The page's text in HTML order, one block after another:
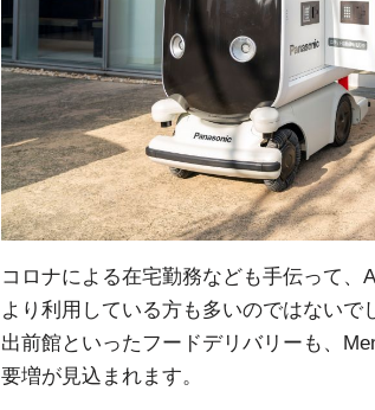
コロナによる在宅勤務なども手伝って、
より利用している方も多いのではないで
出前館といったフードデリバリーも、
要増が見込まれます。